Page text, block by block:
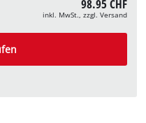
98.95 CHF
inkl. MwSt., zzgl. Versand